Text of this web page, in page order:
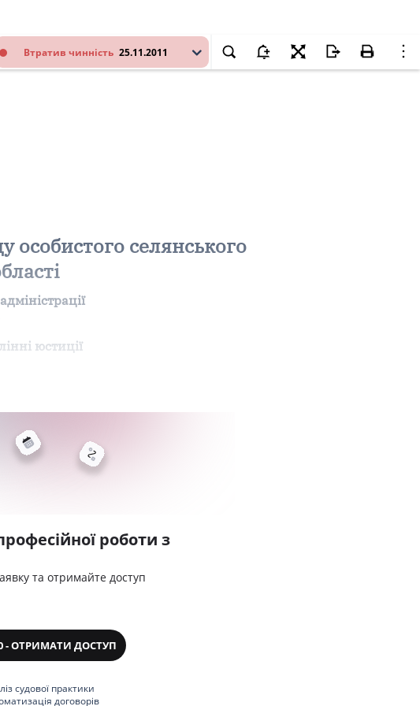
Втратив чинність 25.11.2011
особистого селянського
юстиції
роботи з
та отримайте доступ
- ОТРИМАТИ ДОСТУП
судової практики
договорів